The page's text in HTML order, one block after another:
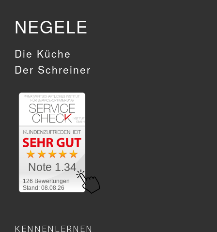
NEGELE
Die Küche
Der Schreiner
126 Bewertungen
Stand: 08.08.26
Note 1.34
KENNENLERNEN